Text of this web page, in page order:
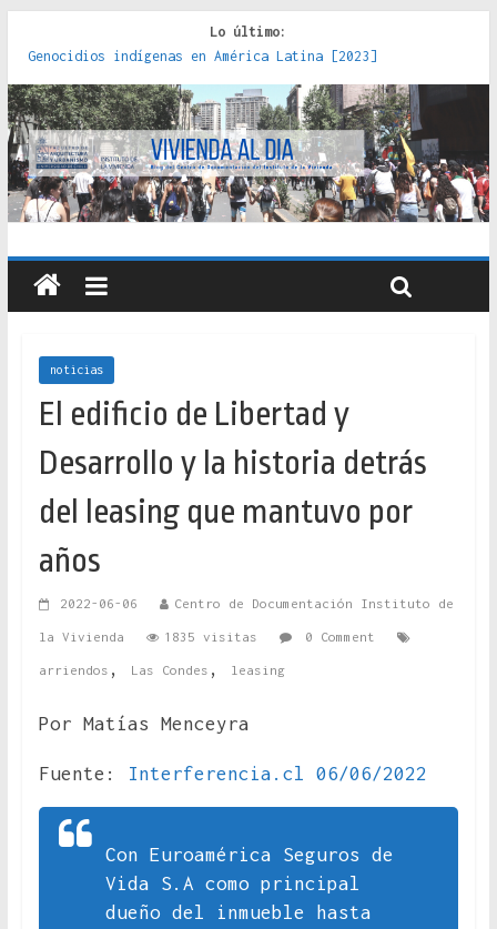
Lo último:
Genocidios indígenas en América Latina [2023]
Estudios sobre la espacialización de los Estados :
políticas, prácticas y representaciones [2022]
Donde el pedernal choca con el acero : hacia una teoría
crítica de las fronteras latinoamericanas [2020]
Criterios técnicos para una vivienda adecuada [2019]
Red de consultorios de la Caja del Seguro Obrero en
Santiago : un patrimonio emblemático [2014]
noticias
El edificio de Libertad y
Desarrollo y la historia detrás
del leasing que mantuvo por
años
2022-06-06 Centro de Documentación Instituto de
la Vivienda 1835 visitas 0 Comment
arriendos , Las Condes , leasing
Por Matías Menceyra
Fuente: Interferencia.cl 06/06/2022
Con Euroamérica Seguros de
Vida S.A como principal
dueño del inmueble hasta